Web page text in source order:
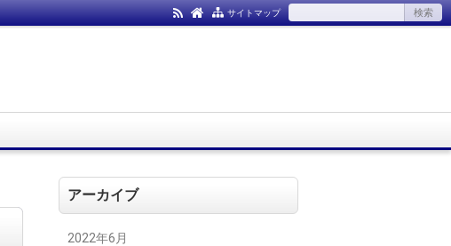
サイトマップ
アーカイブ
2022年6月